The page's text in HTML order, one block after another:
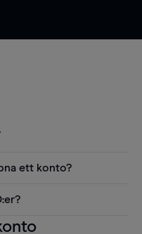
ett konto?
Reuters
på när man